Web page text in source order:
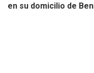
en su domicilio de